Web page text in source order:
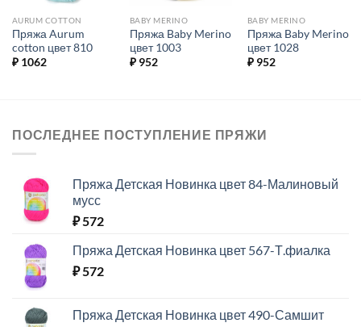
AURUM COTTON
Пряжа Aurum
cotton цвет 810
₽1062
BABY MERINO
Пряжа Baby Merino
цвет 1003
₽952
BABY MERINO
Пряжа Baby Merino
цвет 1028
₽952
ПОСЛЕДНЕЕ ПОСТУПЛЕНИЕ ПРЯЖИ
Пряжа Детская Новинка цвет 84-Малиновый
мусс
₽572
Пряжа Детская Новинка цвет 567-Т.фиалка
₽572
Пряжа Детская Новинка цвет 490-Самшит